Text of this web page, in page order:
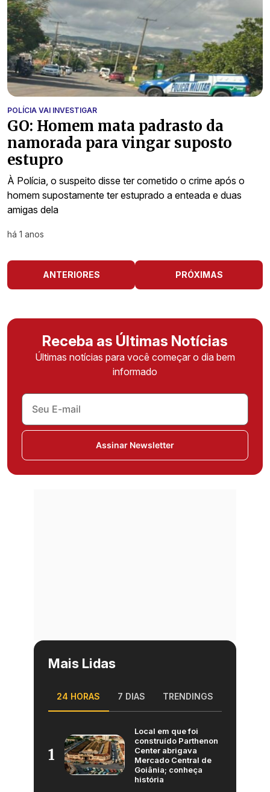
POLÍCIA VAI INVESTIGAR
GO: Homem mata padrasto da
namorada para vingar suposto
estupro
À Polícia, o suspeito disse ter cometido o crime após o
homem supostamente ter estuprado a enteada e duas
amigas dela
há 1 anos
ANTERIORES PRÓXIMAS
Receba as Últimas Notícias
Últimas notícias para você começar o dia bem
informado
Assinar Newsletter
Mais Lidas
24 HORAS 7 DIAS TRENDINGS
1
Local em que foi
construído Parthenon
Center abrigava
Mercado Central de
Goiânia; conheça
história